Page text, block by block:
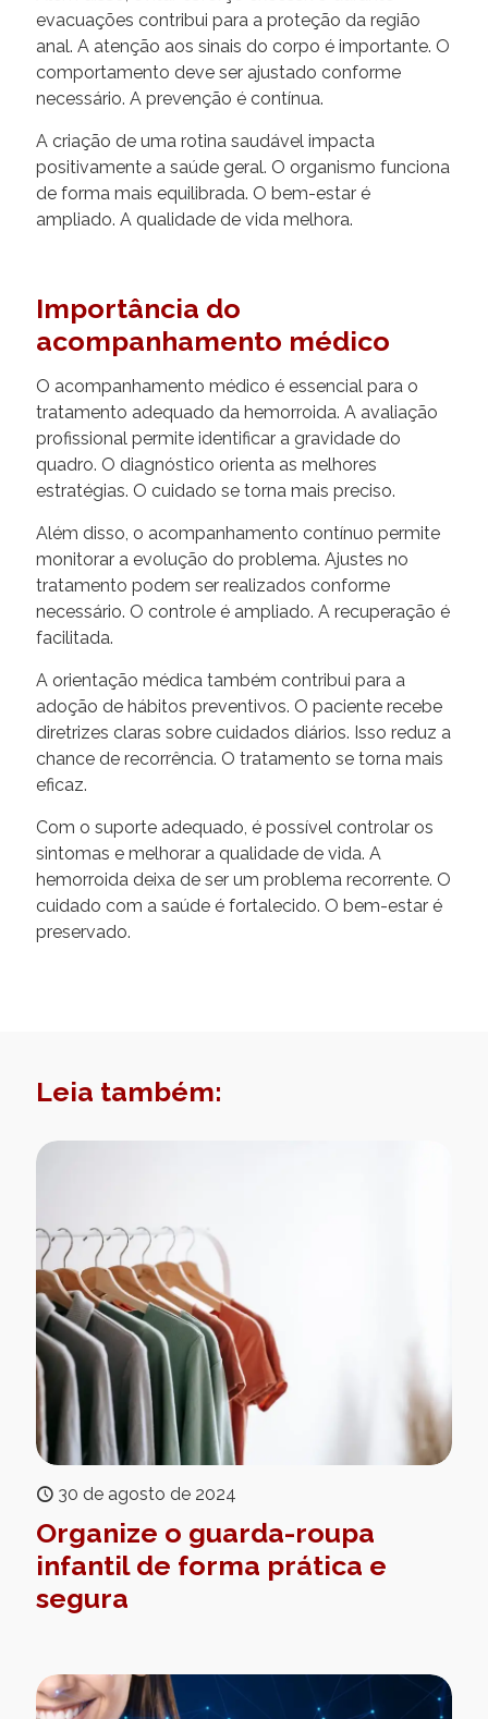
evacuações contribui para a proteção da região
anal. A atenção aos sinais do corpo é importante. O
comportamento deve ser ajustado conforme
necessário. A prevenção é contínua.
A criação de uma rotina saudável impacta
positivamente a saúde geral. O organismo funciona
de forma mais equilibrada. O bem-estar é
ampliado. A qualidade de vida melhora.
Importância do
acompanhamento médico
O acompanhamento médico é essencial para o
tratamento adequado da hemorroida. A avaliação
profissional permite identificar a gravidade do
quadro. O diagnóstico orienta as melhores
estratégias. O cuidado se torna mais preciso.
Além disso, o acompanhamento contínuo permite
monitorar a evolução do problema. Ajustes no
tratamento podem ser realizados conforme
necessário. O controle é ampliado. A recuperação é
facilitada.
A orientação médica também contribui para a
adoção de hábitos preventivos. O paciente recebe
diretrizes claras sobre cuidados diários. Isso reduz a
chance de recorrência. O tratamento se torna mais
eficaz.
Com o suporte adequado, é possível controlar os
sintomas e melhorar a qualidade de vida. A
hemorroida deixa de ser um problema recorrente. O
cuidado com a saúde é fortalecido. O bem-estar é
preservado.
Leia também:
30 de agosto de 2024
Organize o guarda-roupa
infantil de forma prática e
segura